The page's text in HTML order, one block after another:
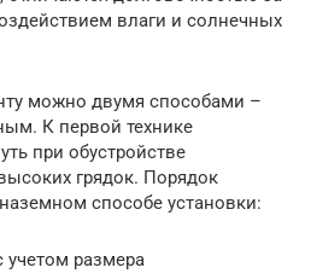
влаги и солнечных
можно двумя способами –
К первой технике
при обустройстве
грядок. Порядок
способе установки:
учетом размера